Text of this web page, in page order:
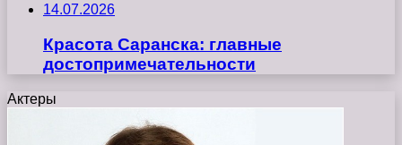
14.07.2026
Красота Саранска: главные
достопримечательности
Актеры